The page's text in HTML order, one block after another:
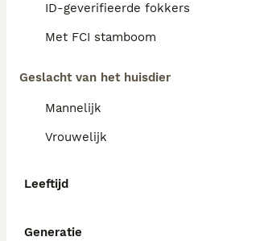
ID-geverifieerde fokkers
Met FCI stamboom
Geslacht van het huisdier
Mannelijk
Vrouwelijk
Leeftijd
Generatie